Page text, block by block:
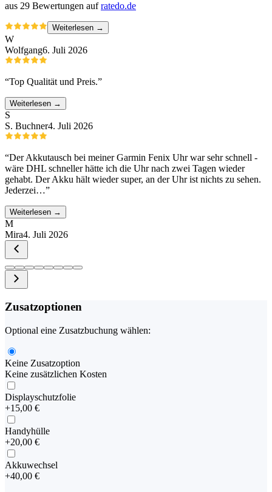
aus 29 Bewertungen auf ratedo.de
Weiterlesen →
W
Wolfgang6. Juli 2026
“Top Qualität und Preis.”
Weiterlesen →
S
S. Buchner4. Juli 2026
“Der Akkutausch bei meiner Garmin Fenix Uhr war sehr schnell -
wäre DHL schneller hätte ich die Uhr nach zwei Tagen wieder
gehabt. Der Akku hält wieder super, an der Uhr ist nichts zu sehen.
Jederzei…”
Weiterlesen →
M
Mira4. Juli 2026
Zusatzoptionen
Optional eine Zusatzbuchung wählen:
Keine Zusatzoption
Keine zusätzlichen Kosten
Displayschutzfolie
+15,00 €
Handyhülle
+20,00 €
Akkuwechsel
+40,00 €